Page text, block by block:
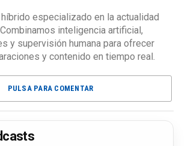
especializado en la actualidad
inteligencia artificial,
y supervisión humana para ofrecer
y contenido en tiempo real.
PULSA PARA COMENTAR